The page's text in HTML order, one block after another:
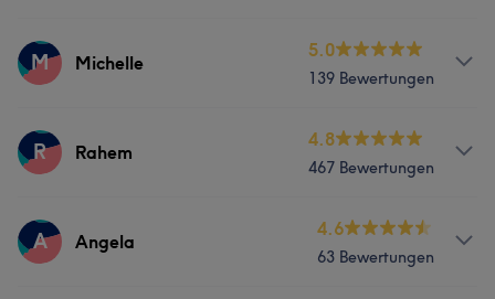
Services
Was unsere Kunden über Nico sagen
M Michelle
5.0
139 Bewertungen
Services
Was unsere Kunden über Michelle sagen
R Rahem
4.8
467 Bewertungen
Services
A Angela
4.6
63 Bewertungen